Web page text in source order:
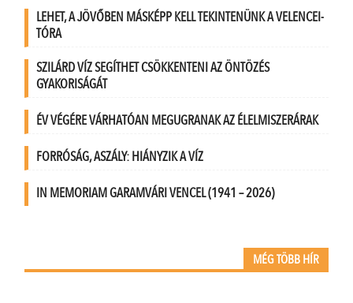
LEHET, A JÖVŐBEN MÁSKÉPP KELL TEKINTENÜNK A VELENCEI-
TÓRA
SZILÁRD VÍZ SEGÍTHET CSÖKKENTENI AZ ÖNTÖZÉS
GYAKORISÁGÁT
ÉV VÉGÉRE VÁRHATÓAN MEGUGRANAK AZ ÉLELMISZERÁRAK
FORRÓSÁG, ASZÁLY: HIÁNYZIK A VÍZ
IN MEMORIAM GARAMVÁRI VENCEL (1941 – 2026)
MÉG TÖBB HÍR